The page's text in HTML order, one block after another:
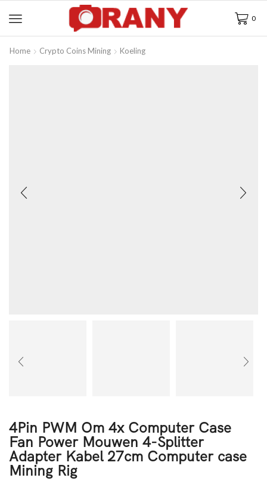
0
Home Crypto Coins Mining Koeling
4Pin PWM Om 4x Computer Case
Fan Power Mouwen 4-Splitter
Adapter Kabel 27cm Computer case
Mining Rig